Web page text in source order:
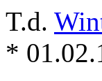
T.d.
*